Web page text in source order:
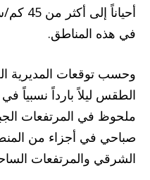
أحياناً
في هذه المناطق.
وحسب توقعات المديرية
الطقس ليلاً بارداً نسبياً
ملحوظ في المرتفعات
صباحي في أجزاء من
الشرقي والمرتفعات